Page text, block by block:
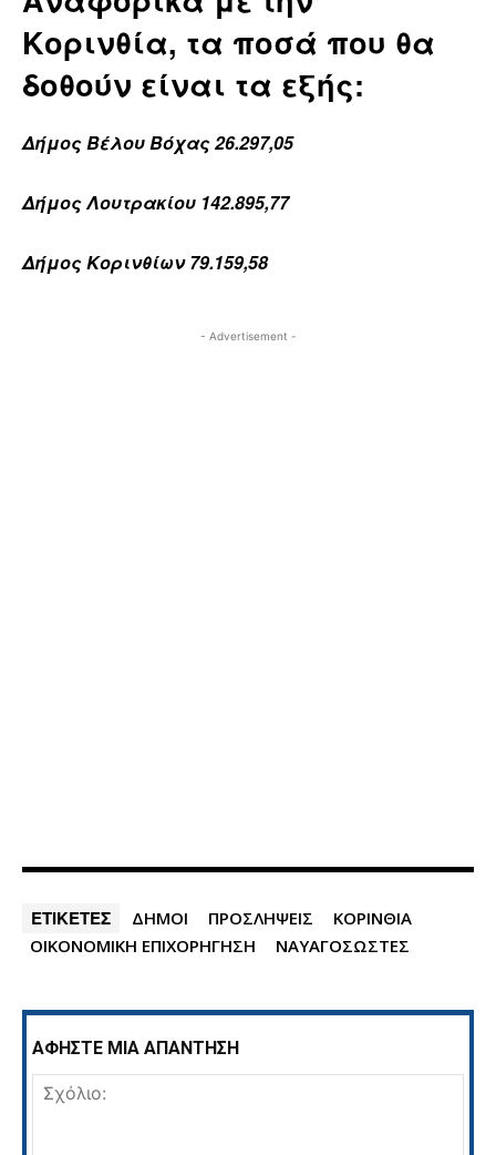
Κορινθία, τα ποσά που θα
δοθούν είναι τα εξής:
Δήμος Βέλου Βόχας 26.297,05
Δήμος Λουτρακίου 142.895,77
Δήμος Κορινθίων 79.159,58
- Advertisement -
ΕΤΙΚΕΤΕΣ ΔΗΜΟΙ ΠΡΟΣΛΗΨΕΙΣ
ΚΟΡΙΝΘΙΑ
ΟΙΚΟΝΟΜΙΚΗ ΕΠΙΧΟΡΗΓΗΣΗ
ΝΑΥΑΓΟΣΩΣΤΕΣ
ΑΦΗΣΤΕ ΜΙΑ ΑΠΑΝΤΗΣΗ